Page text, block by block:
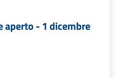
aperto - 1 dicembre